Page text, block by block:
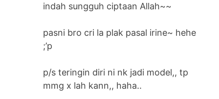
indah sungguh ciptaan Allah~~
pasni bro cri la plak pasal irine~ hehe
;’p
p/s teringin diri ni nk jadi model,, tp
mmg x lah kann,, haha..